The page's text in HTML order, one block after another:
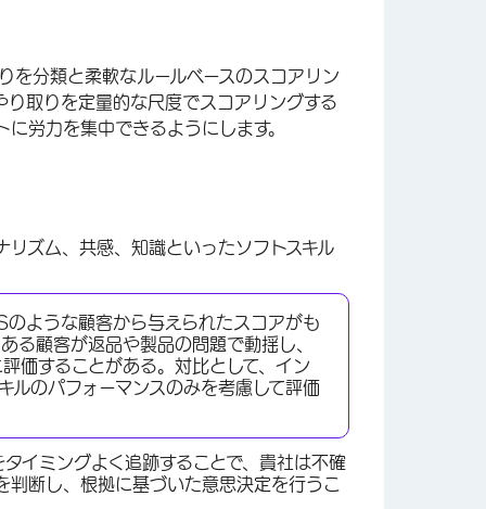
分類と柔軟なルールベースのスコアリン
取りを定量的な尺度でスコアリングする
労力を集中できるようにします。
ズム、共感、知識といったソフトスキル
ような顧客から与えられたスコアがも
る顧客が返品や製品の問題で動揺し、
価することがある。対比として、イン
ルのパフォーマンスのみを考慮して評価
イミングよく追跡することで、貴社は不確
判断し、根拠に基づいた意思決定を行うこ